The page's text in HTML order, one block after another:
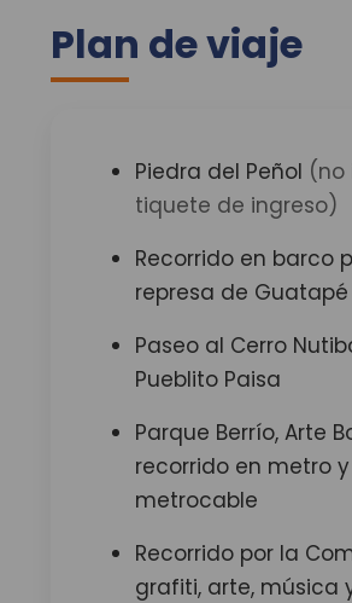
Plan de viaje
Piedra del Peñol (no
tiquete de ingreso)
Recorrido en barco
represa de Guatapé
Paseo al Cerro
Pueblito Paisa
Parque Berrío, Arte
recorrido en metro y
metrocable
Recorrido por la
grafiti, arte, música